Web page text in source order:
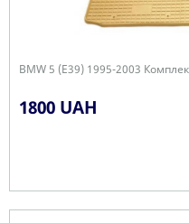
BMW 5 (E39) 1995-2003
1800 UAH